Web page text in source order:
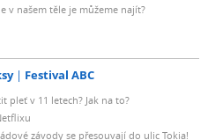
v našem těle je můžeme najít?
Festival ABC
pleť v 11 letech? Jak na to?
závody se přesouvají do ulic Tokia!